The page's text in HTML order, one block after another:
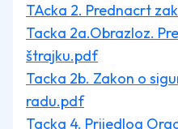
TAcka 2. Prednacrt
Tacka 2a.Obrazloz.
štrajku.pdf
Tacka 2b. Zakon o
radu.pdf
Tacka 4. Prijedlog